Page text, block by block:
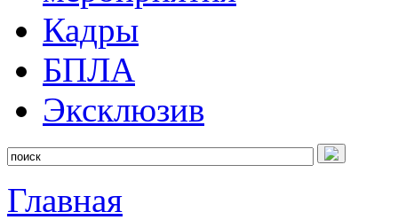
Кадры
БПЛА
Эксклюзив
Главная